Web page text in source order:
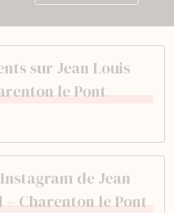
sur Jean Louis
le Pont
de Jean
– Charenton le Pont